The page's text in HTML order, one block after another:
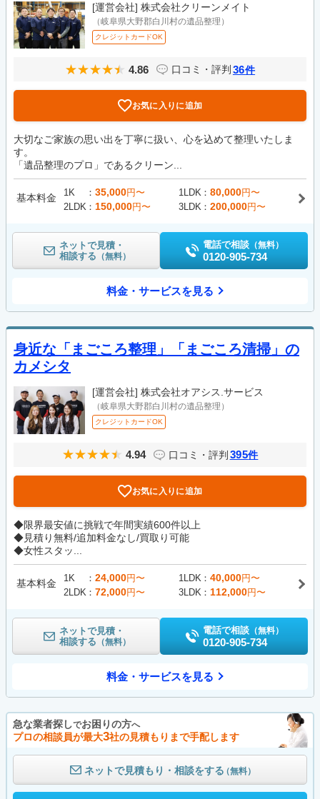
[運営会社] 株式会社クリーンメイト
（岐阜県大野郡白川村の遺品整理）
クレジットカードOK
4.86 口コミ・評判 36件
お気に入りに追加
大切なご家族の思い出を丁寧に扱い、心を込めて整理いたしま
す。
「遺品整理のプロ」であるクリーン...
基本料金 1K 35,000円〜 1LDK 80,000円〜
2LDK
150,000円〜 3LDK 200,000円〜
ネットで見積・
相談する （無料）
電話で相談 （無料）
0120-905-734
料金・サービスを見る
身近な「まごころ整理」「まごころ清掃」の
カメシタ
[運営会社] 株式会社オアシス.サービス
（岐阜県大野郡白川村の遺品整理）
クレジットカードOK
4.94 口コミ・評判 395件
お気に入りに追加
◆限界最安値に挑戦で年間実績600件以上
◆見積り無料/追加料金なし/買取り可能
◆女性スタッ...
基本料金 1K 24,000円〜 1LDK 40,000円〜
2LDK
72,000円〜 3LDK 112,000円〜
ネットで見積・
相談する （無料）
電話で相談 （無料）
0120-905-734
料金・サービスを見る
急な業者探しでお困りの方へ
プロの相談員が最大3社の見積もりまで手配します
ネットで見積もり・相談をする（無料）